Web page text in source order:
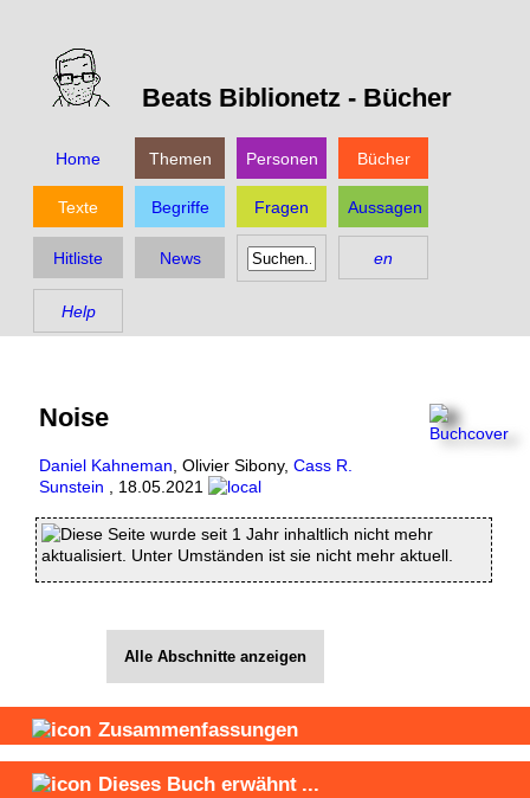
Beats Biblionetz - Bücher
Home Themen Personen Bücher
Texte Begriffe Fragen Aussagen
Hitliste News en
Help
Noise
Daniel Kahneman Olivier Sibony, Cass R.
Sunstein
18.05.2021
Diese Seite wurde seit 1 Jahr inhaltlich nicht mehr
aktualisiert. Unter Umständen ist sie nicht mehr aktuell.
Alle Abschnitte anzeigen
Zusammenfassungen
Dieses Buch erwähnt ...